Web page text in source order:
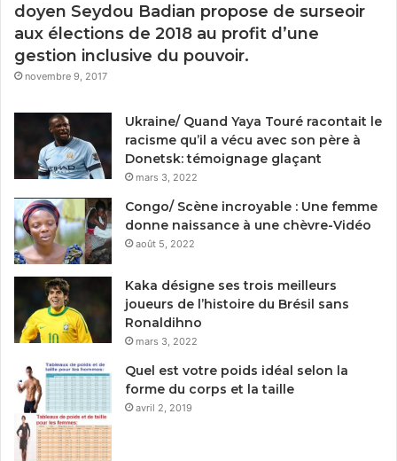
doyen Seydou Badian propose de surseoir
aux élections de 2018 au profit d’une
gestion inclusive du pouvoir.
novembre 9, 2017
Ukraine/ Quand Yaya Touré racontait le
racisme qu’il a vécu avec son père à
Donetsk: témoignage glaçant
mars 3, 2022
Congo/ Scène incroyable : Une femme
donne naissance à une chèvre-Vidéo
août 5, 2022
Kaka désigne ses trois meilleurs
joueurs de l’histoire du Brésil sans
Ronaldihno
mars 3, 2022
Quel est votre poids idéal selon la
forme du corps et la taille
avril 2, 2019